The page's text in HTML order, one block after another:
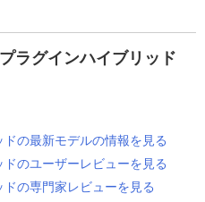
ラグインハイブリッド
の最新モデルの情報を見る
のユーザーレビューを見る
の専門家レビューを見る